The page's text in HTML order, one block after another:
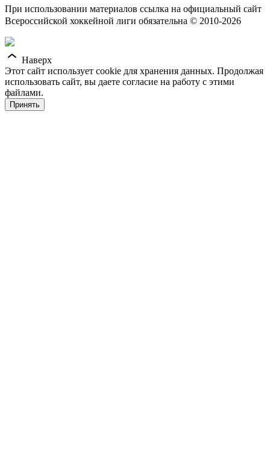
При использовании материалов ссылка на официальный сайт
Всероссийской хоккейной лиги обязательна © 2010-2026
Наверх
Этот сайт использует cookie для хранения данных. Продолжая
использовать сайт, вы даете согласие на работу с этими
файлами.
Принять